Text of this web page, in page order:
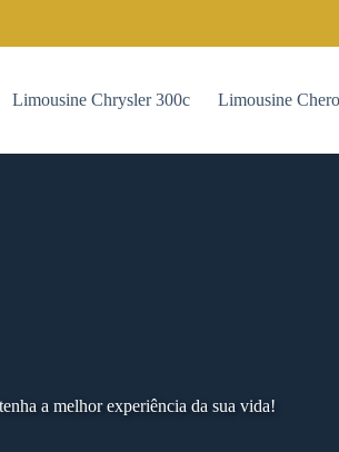
Limousine Chrysler 300c Limousine
a melhor experiência da sua vida!